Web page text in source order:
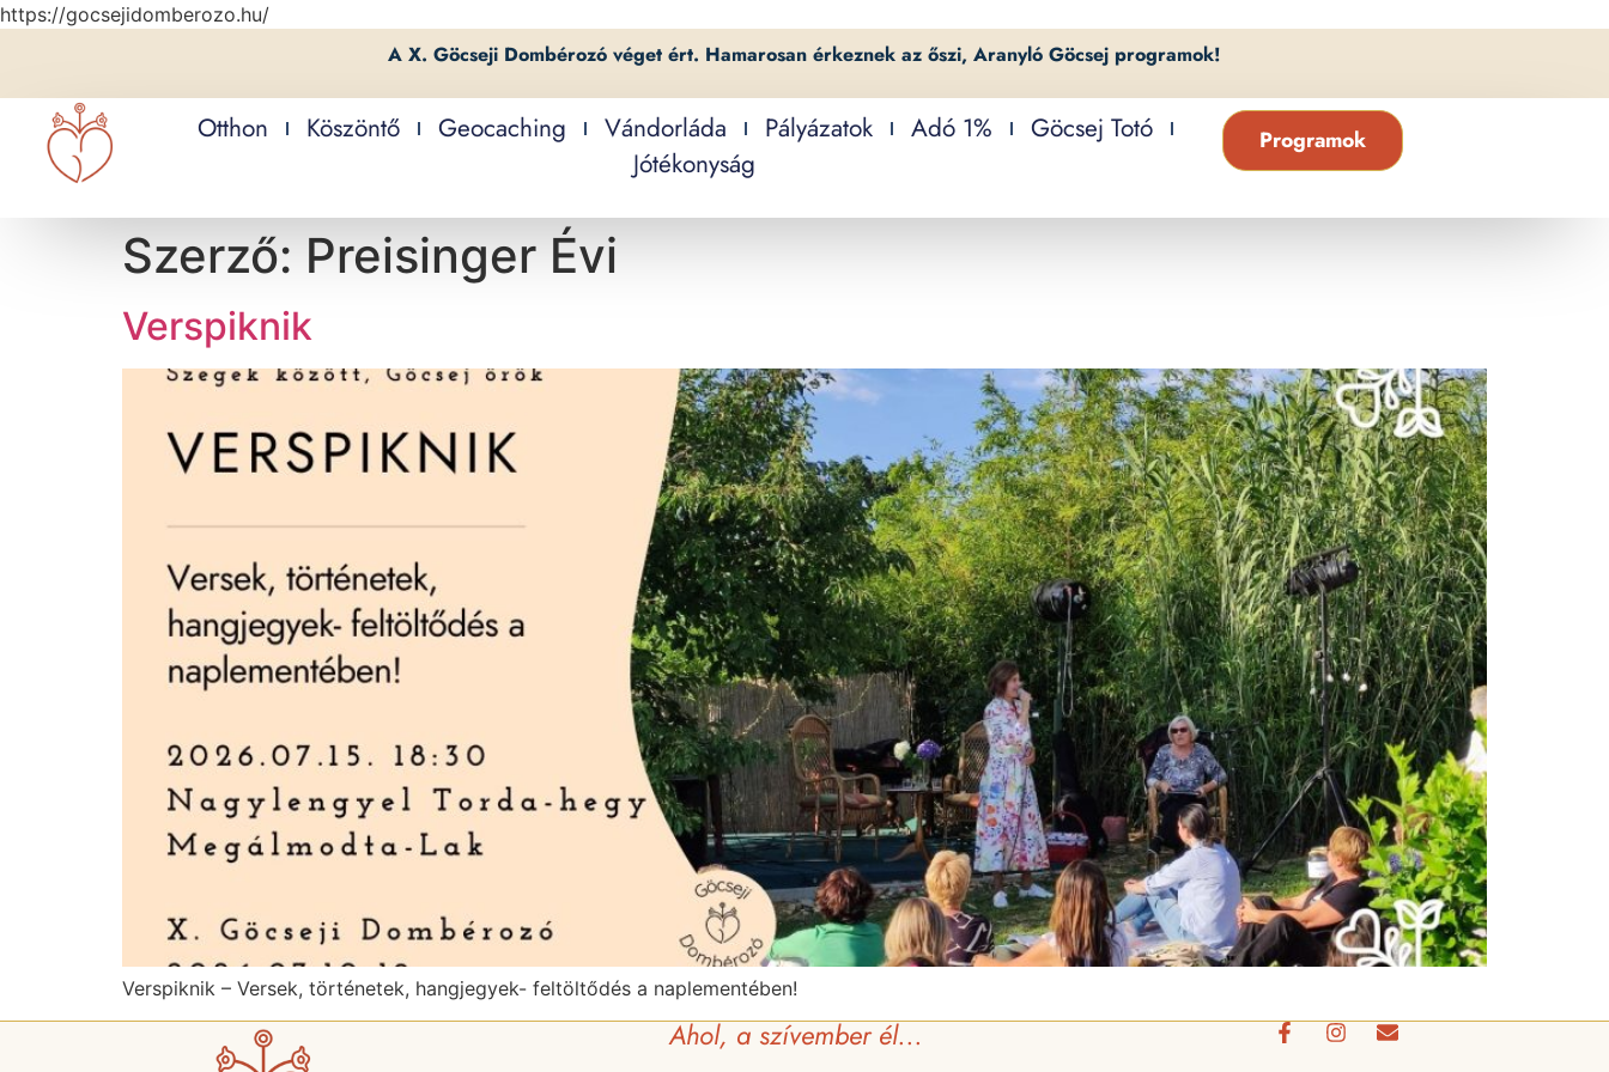
https://gocsejidomberozo.hu/
A X. Göcseji Dombérozó véget ért. Hamarosan érkeznek az őszi, Aranyló Göcsej programok!
Otthon Köszöntő Geocaching Vándorláda Pályázatok Adó 1%
Göcsej Totó
Jótékonyság
Programok
Szerző: Preisinger Évi
Verspiknik
Verspiknik – Versek, történetek, hangjegyek- feltöltődés a naplementében!
Ahol, a szívember él...